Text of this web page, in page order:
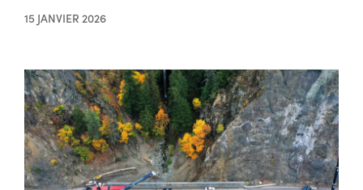
15 JANVIER 2026